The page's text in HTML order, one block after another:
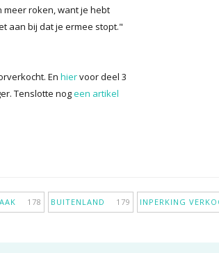
meer roken, want je hebt
aan bij dat je ermee stopt."
En hiervoor deel 3
Tenslotte nogeen artikel
178 BUITENLAND 179 INPERKING